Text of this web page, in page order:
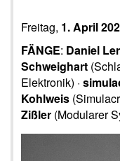
Freitag, 1. April
FÄNGE: Daniel
Schweighart
Elektronik) ·
Kohlweis
Zißler (Modularer